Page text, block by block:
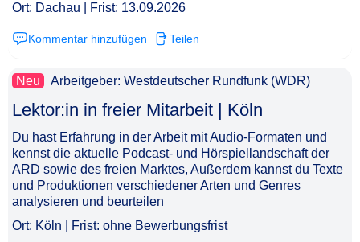
Ort: Dachau | Frist: 13.09.2026
Kommentar hinzufügen Teilen
Neu Arbeitgeber: Westdeutscher Rundfunk (WDR)
Lektor:in in freier Mitarbeit | Köln​‌‌‌‌​‌​‌‌‌‌‌​​​​​​
Du hast Erfahrung in der Arbeit mit Audio-Formaten und
kennst die aktuelle Podcast- und Hörspiellandschaft der
ARD sowie des freien Marktes, Außerdem kannst du Texte
und Produktionen verschiedener Arten und Genres
analysieren und beurteilen
Ort: Köln | Frist: ohne Bewerbungsfrist